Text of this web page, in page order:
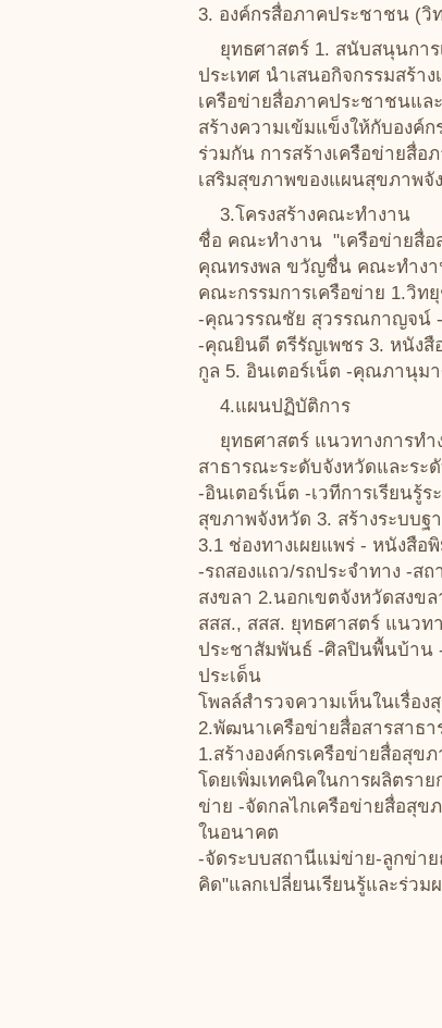
3. องค์กรสื่อภาคประชาชน (วิ
ยุทธศาสตร์ 1. สนับสนุนกา
ประเทศ นำเสนอกิจกรรมสร้า
เครือข่ายสื่อภาคประชาชนแล
สร้างความเข้มแข็งให้กับองค์
ร่วมกัน การสร้างเครือข่ายสื่
เสริมสุขภาพของแผนสุขภาพจั
3.โครงสร้างคณะทำงาน
ชื่อ คณะทำงาน "เครือข่ายสื่
คุณทรงพล ขวัญชื่น คณะทำงา
คณะกรรมการเครือข่าย 1.วิท
-คุณวรรณชัย สุวรรณกาญจน์
-คุณยินดี ตรีรัญเพชร 3. หนัง
กูล 5. อินเตอร์เน็ต -คุณภานุม
4.แผนปฏิบัติการ
ยุทธศาสตร์ แนวทางการท
สาธารณะระดับจังหวัดและระ
-อินเตอร์เน็ต -เวทีการเรียน
สุขภาพจังหวัด 3. สร้างระบบ
3.1 ช่องทางเผยแพร่ - หนังสื
-รถสองแถว/รถประจำทาง -ส
สงขลา 2.นอกเขตจังหวัดสงข
สสส., สสส. ยุทธศาสตร์ แนวท
ประชาสัมพันธ์ -ศิลปินพื้นบ้าน
ประเด็น
โพลล์สำรวจความเห็นในเรื่อง
2.พัฒนาเครือข่ายสื่อสารสาธ
1.สร้างองค์กรเครือข่ายสื่อสุ
โดยเพิ่มเทคนิคในการผลิตร
ข่าย -จัดกลไกเครือข่ายสื่อสุ
ในอนาคต
-จัดระบบสถานีแม่ข่าย-ลูกข่าย
คิด"แลกเปลี่ยนเรียนรู้และร่ว